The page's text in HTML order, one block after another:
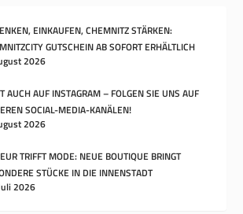
EINKAUFEN, CHEMNITZ STÄRKEN:
GUTSCHEIN AB SOFORT ERHÄLTLICH
2026
AUCH AUF INSTAGRAM – FOLGEN SIE UNS AUF
SOCIAL-MEDIA-KANÄLEN!
2026
TRIFFT MODE: NEUE BOUTIQUE BRINGT
STÜCKE IN DIE INNENSTADT
2026